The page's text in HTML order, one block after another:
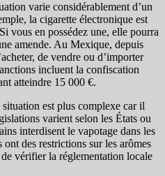
varie considérablement d’un
la cigarette électronique est
vous en possédez une, elle pourra
amende. Au Mexique, depuis
de vendre ou d’importer
incluent la confiscation
atteindre 15 000 €.
est plus complexe car il
varient selon les États ou
interdisent le vapotage dans les
des restrictions sur les arômes
vérifier la réglementation locale